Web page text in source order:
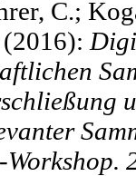
C.;